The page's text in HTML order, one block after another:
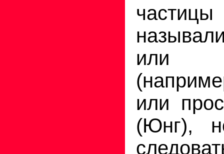
или
или
(Юнг),